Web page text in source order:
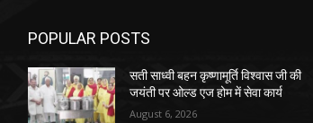
POPULAR POSTS
सती साध्वी बहन कृष्णामूर्ति विश्वास जी की
जयंती पर ओल्ड एज होम में सेवा कार्य
August 6, 2026